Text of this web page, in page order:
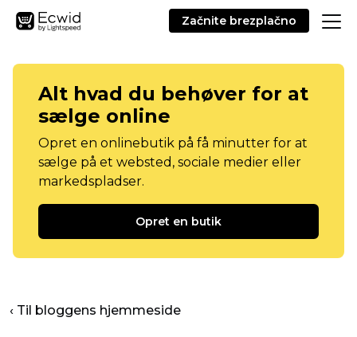
Začnite brezplačno
Alt hvad du behøver for at
sælge online
Opret en onlinebutik på få minutter for at
sælge på et websted, sociale medier eller
markedspladser.
Opret en butik
‹ Til bloggens hjemmeside